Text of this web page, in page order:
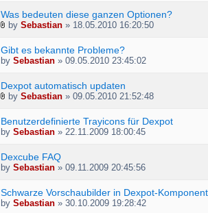
Was bedeuten diese ganzen Optionen?
t
a
h
m
n
t
(
)
by Sebastian » 18.05.2010 16:20:50
Gibt es bekannte Probleme?
by Sebastian » 09.05.2010 23:45:02
Dexpot automatisch updaten
t
a
h
m
n
t
(
by Sebastian » 09.05.2010 21:52:48
Benutzerdefinierte Trayicons für Dexpot
by Sebastian » 22.11.2009 18:00:45
Dexcube FAQ
by Sebastian » 09.11.2009 20:45:56
Schwarze Vorschaubilder in Dexpot-
by Sebastian » 30.10.2009 19:28:42